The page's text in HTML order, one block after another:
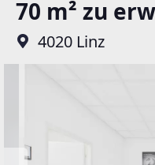
70 m² zu
4020 Linz